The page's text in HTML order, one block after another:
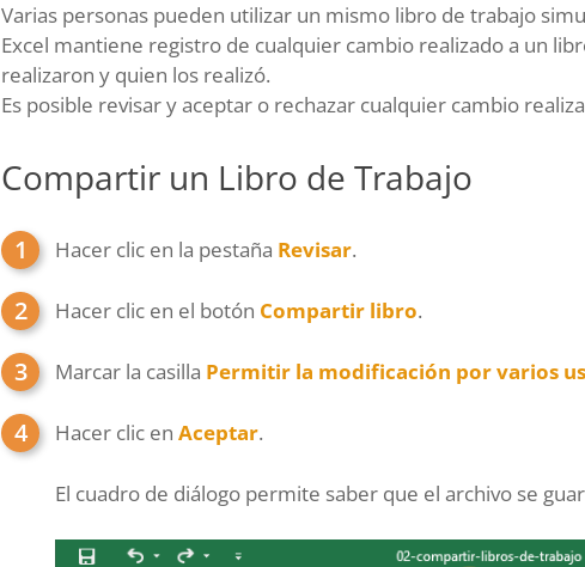
Varias personas pueden utilizar un mismo libro de trabajo
Excel mantiene registro de cualquier cambio realizado a un
realizaron y quien los realizó.
Es posible revisar y aceptar o rechazar cualquier cambio
Compartir un Libro de Trabajo
Hacer clic en la pestaña Revisar.
Hacer clic en el botón Compartir libro.
Marcar la casilla Permitir la modificación por varios
Hacer clic en Aceptar.
El cuadro de diálogo permite saber que el archivo se